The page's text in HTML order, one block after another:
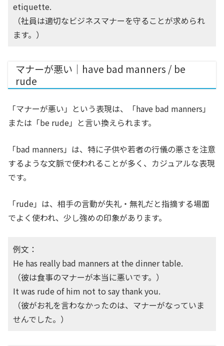
etiquette.
（社員は適切なビジネスマナーを守ることが求められ
ます。）
マナーが悪い｜have bad manners / be
rude
「マナーが悪い」という表現は、「have bad manners」
または「be rude」と言い換えられます。
「bad manners」は、特に子供や若者の行儀の悪さを注意
するような文脈で使われることが多く、カジュアルな表現
です。
「rude」は、相手の言動が失礼・無礼だと指摘する場面
でよく使われ、少し強めの印象があります。
例文：
He has really bad manners at the dinner table.
（彼は食事のマナーが本当に悪いです。）
It was rude of him not to say thank you.
（彼がお礼を言わなかったのは、マナーがなっていま
せんでした。）